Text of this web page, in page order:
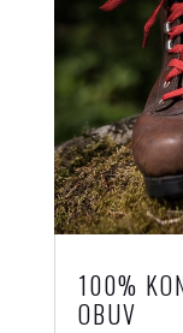
100%
OBUV